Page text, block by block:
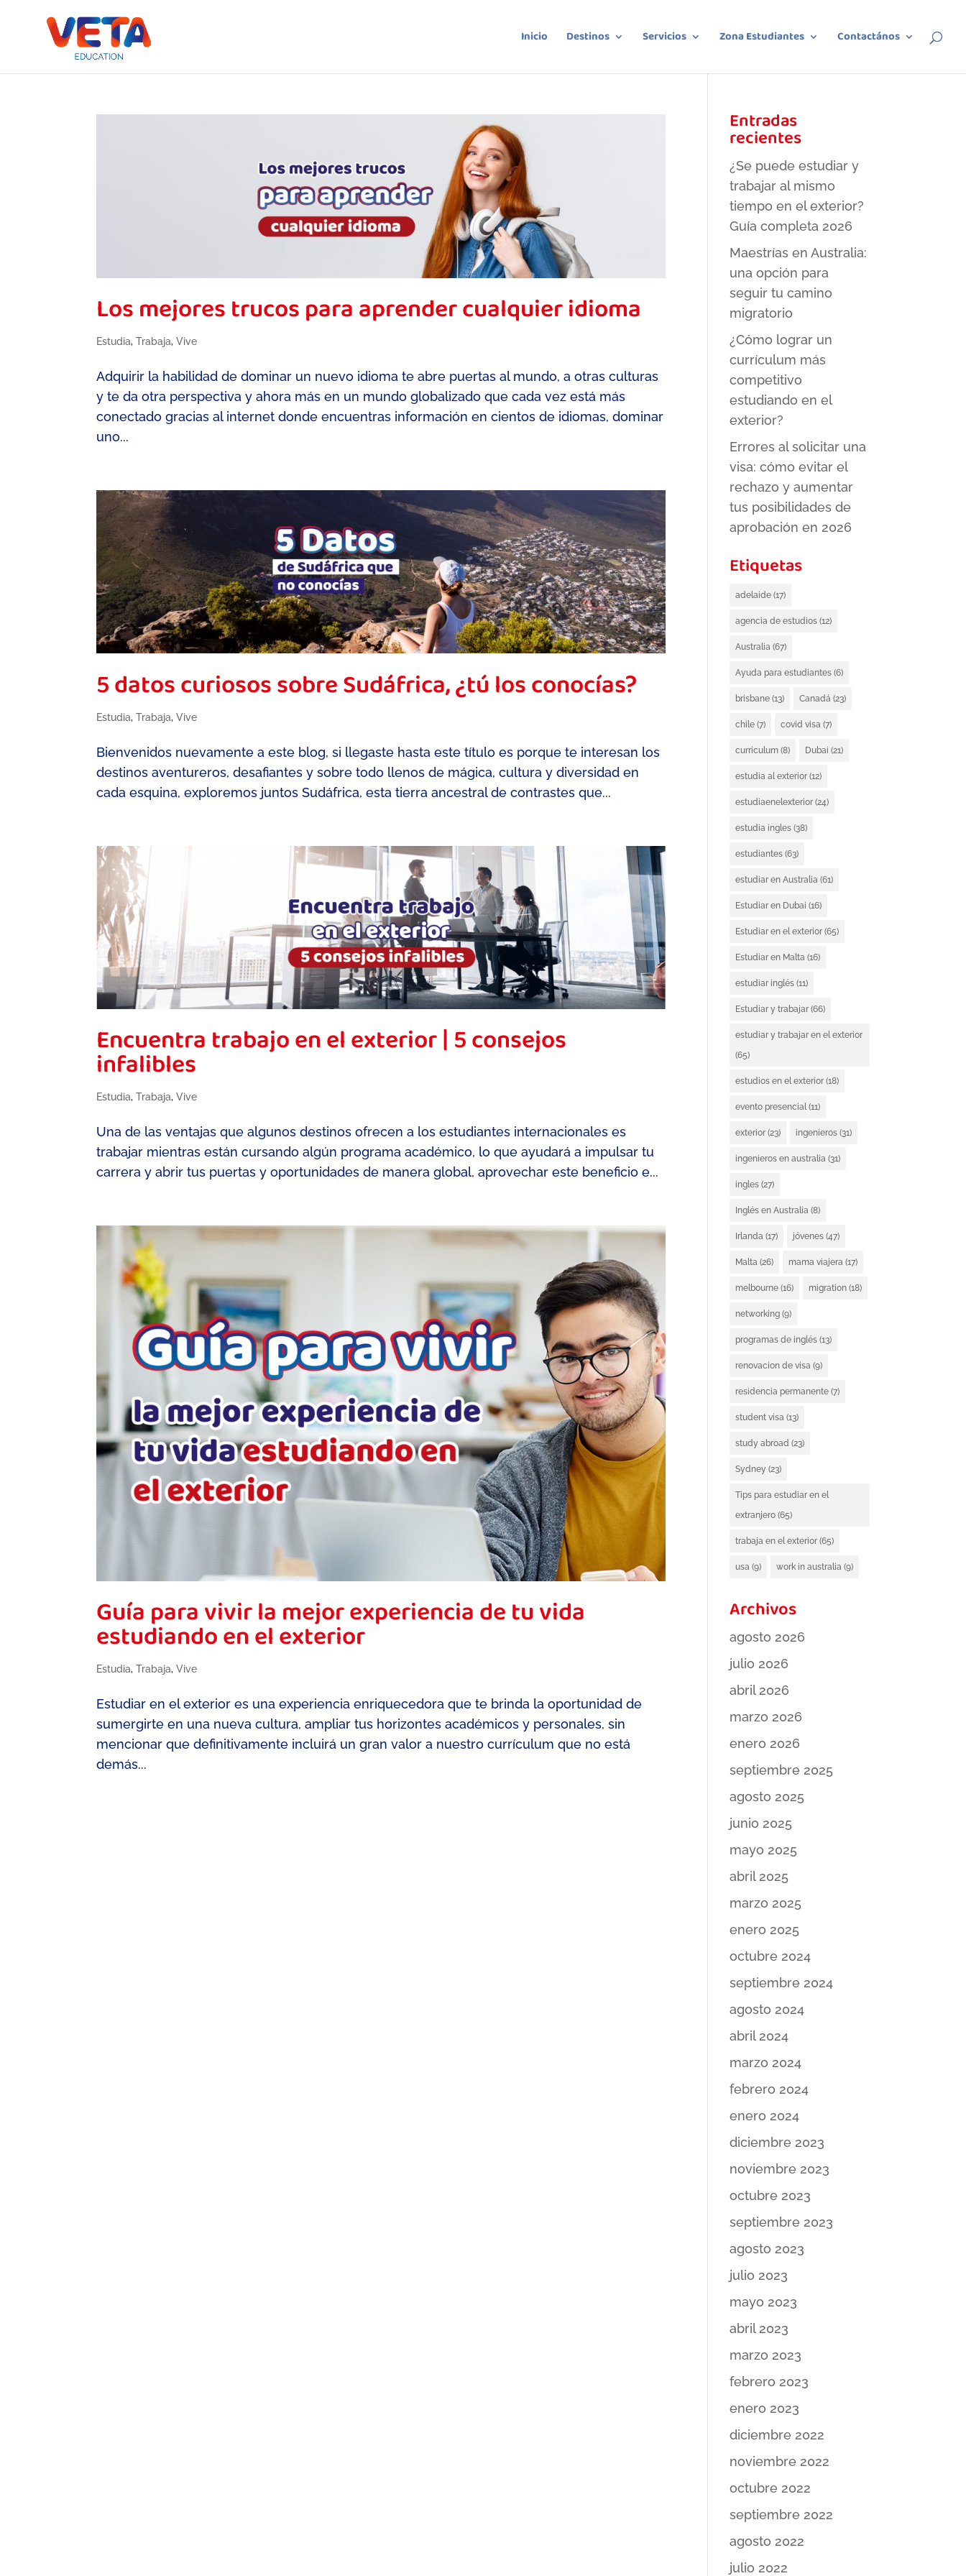
Inicio Destinos Servicios Zona Estudiantes Contactános
Los mejores trucos para aprender cualquier idioma
Estudia,Trabaja,Vive
Adquirir la habilidad de dominar un nuevo idioma te abre puertas al mundo, a otras culturas
y te da otra perspectiva y ahora más en un mundo globalizado que cada vez está más
conectado gracias al internet donde encuentras información en cientos de idiomas, dominar
uno...
5 datos curiosos sobre Sudáfrica, ¿tú los conocías?
Estudia,Trabaja,Vive
Bienvenidos nuevamente a este blog, si llegaste hasta este título es porque te interesan los
destinos aventureros, desafiantes y sobre todo llenos de mágica, cultura y diversidad en
cada esquina, exploremos juntos Sudáfrica, esta tierra ancestral de contrastes que...
Encuentra trabajo en el exterior | 5 consejos
infalibles
Estudia,Trabaja,Vive
Una de las ventajas que algunos destinos ofrecen a los estudiantes internacionales es
trabajar mientras están cursando algún programa académico, lo que ayudará a impulsar tu
carrera y abrir tus puertas y oportunidades de manera global, aprovechar este beneficio e...
Guía para vivir la mejor experiencia de tu vida
estudiando en el exterior
Estudia,Trabaja,Vive
Estudiar en el exterior es una experiencia enriquecedora que te brinda la oportunidad de
sumergirte en una nueva cultura, ampliar tus horizontes académicos y personales, sin
mencionar que definitivamente incluirá un gran valor a nuestro currículum que no está
demás...
Entradas
recientes
¿Se puede estudiar y
trabajar al mismo
tiempo en el exterior?
Guía completa 2026
Maestrías en Australia:
una opción para
seguir tu camino
migratorio
¿Cómo lograr un
currículum más
competitivo
estudiando en el
exterior?
Errores al solicitar una
visa: cómo evitar el
rechazo y aumentar
tus posibilidades de
aprobación en 2026
Etiquetas
adelaide (17)
agencia de estudios (12)
Australia (67)
Ayuda para estudiantes (6)
brisbane (13) Canadá (23)
chile (7) covid visa (7)
curriculum (8) Dubai (21)
estudia al exterior (12)
estudiaenelexterior (24)
estudia ingles (38)
estudiantes (63)
estudiar en Australia (61)
Estudiar en Dubai (16)
Estudiar en el exterior (65)
Estudiar en Malta (16)
estudiar inglés (11)
Estudiar y trabajar (66)
estudiar y trabajar en el exterior
(65)
estudios en el exterior (18)
evento presencial(11)
exterior (23) ingenieros (31)
ingenieros en australia (31)
ingles (27)
Inglés en Australia (8)
Irlanda (17) jóvenes (47)
Malta (26) mama viajera (17)
melbourne (16) migration (18)
networking (9)
programas de inglés (13)
renovacion de visa (9)
residencia permanente (7)
student visa (13)
study abroad (23)
Sydney (23)
Tips para estudiar en el
extranjero (65)
trabaja en el exterior (65)
usa (9) work in australia (9)
Archivos
agosto 2026
julio 2026
abril 2026
marzo 2026
enero 2026
septiembre 2025
agosto 2025
junio 2025
mayo 2025
abril 2025
marzo 2025
enero 2025
octubre 2024
septiembre 2024
agosto 2024
abril 2024
marzo 2024
febrero 2024
enero 2024
diciembre 2023
noviembre 2023
octubre 2023
septiembre 2023
agosto 2023
julio 2023
mayo 2023
abril 2023
marzo 2023
febrero 2023
enero 2023
diciembre 2022
noviembre 2022
octubre 2022
septiembre 2022
agosto 2022
julio 2022